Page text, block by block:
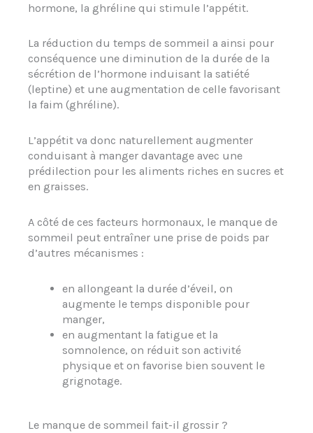
hormone, la ghréline qui stimule l’appétit.
La réduction du temps de sommeil a ainsi pour
conséquence une diminution de la durée de la
sécrétion de l’hormone induisant la satiété
(leptine) et une augmentation de celle favorisant
la faim (ghréline).
L’appétit va donc naturellement augmenter
conduisant à manger davantage avec une
prédilection pour les aliments riches en sucres et
en graisses.
A côté de ces facteurs hormonaux, le manque de
sommeil peut entraîner une prise de poids par
d’autres mécanismes :
en allongeant la durée d’éveil, on
augmente le temps disponible pour
manger,
en augmentant la fatigue et la
somnolence, on réduit son activité
physique et on favorise bien souvent le
grignotage.
Le manque de sommeil fait-il grossir ?